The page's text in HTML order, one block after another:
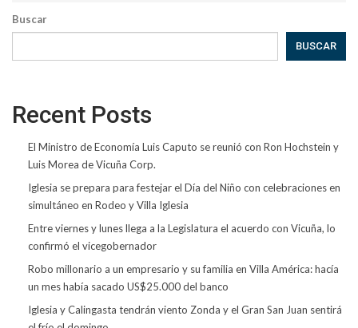
Buscar
BUSCAR
Recent Posts
El Ministro de Economía Luis Caputo se reunió con Ron Hochstein y
Luis Morea de Vicuña Corp.
Iglesia se prepara para festejar el Día del Niño con celebraciones en
simultáneo en Rodeo y Villa Iglesia
Entre viernes y lunes llega a la Legislatura el acuerdo con Vicuña, lo
confirmó el vicegobernador
Robo millonario a un empresario y su familia en Villa América: hacía
un mes había sacado US$25.000 del banco
Iglesia y Calingasta tendrán viento Zonda y el Gran San Juan sentirá